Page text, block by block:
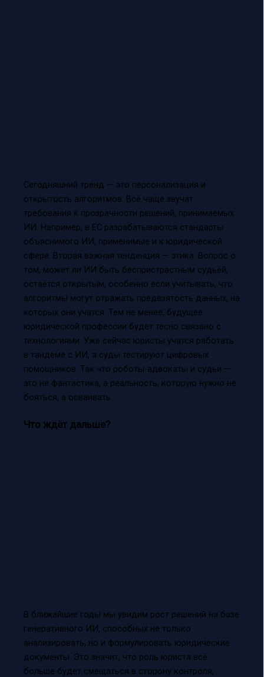
Сегодняшний тренд — это персонализация и
открытость алгоритмов. Всё чаще звучат
требования к прозрачности решений, принимаемых
ИИ. Например, в ЕС разрабатываются стандарты
объяснимого ИИ, применимые и к юридической
сфере. Вторая важная тенденция — этика. Вопрос о
том, может ли ИИ быть беспристрастным судьёй,
остаётся открытым, особенно если учитывать, что
алгоритмы могут отражать предвзятость данных, на
которых они учатся. Тем не менее, будущее
юридической профессии будет тесно связано с
технологиями. Уже сейчас юристы учатся работать
в тандеме с ИИ, а суды тестируют цифровых
помощников. Так что роботы-адвокаты и судьи —
это не фантастика, а реальность, которую нужно не
бояться, а осваивать.
Что ждёт дальше?
В ближайшие годы мы увидим рост решений на базе
генеративного ИИ, способных не только
анализировать, но и формулировать юридические
документы. Это значит, что роль юриста всё
больше будет смещаться в сторону контроля,